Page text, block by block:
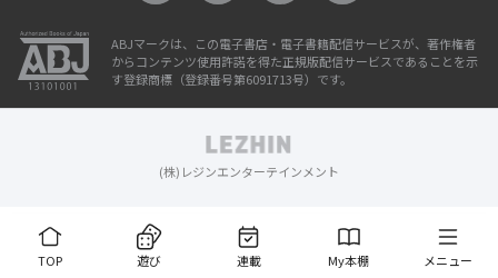
TOP 遊び 連載 My本棚 メニュー
ABJマークは、この電子書店・電子書籍配信サービスが、著作権者
からコンテンツ使用許諾を得た正規版配信サービスであることを示
す登録商標（登録番号第6091713号）です。
(株)レジンエンターテインメント